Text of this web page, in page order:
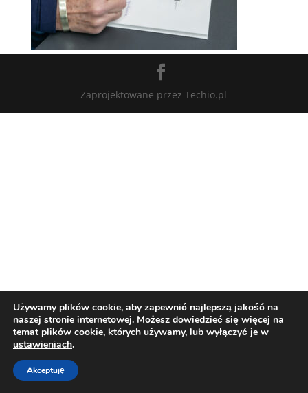
Zaprojektowane przez Techio.pl
Używamy plików cookie, aby zapewnić najlepszą jakość na
naszej stronie internetowej. Możesz dowiedzieć się więcej na
temat plików cookie, których używamy, lub wyłączyć je w
ustawieniach.
Akceptuję